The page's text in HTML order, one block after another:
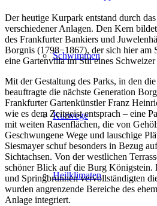
Schwimmen
Kurwege
Heilklimaten
Der heutige Kurpark entstand durch
verschiedener Anlagen. Den Kern
des Frankfurter Bankiers und
Borgnis (1798−1867), der sich hier am
eine Gartenvilla im Stil eines Schweizer
Mit der Gestaltung des Parks, in den
beauftragte die nächste Generation
Frankfurter Gartenkünstler Franz
wie es dem Zeitgeist entsprach – eine
mit weiten Rasenflächen, die von
Geschwungene Wege und lauschige
Siesmayer schuf besonders in Bezug
Sichtachsen. Von der westlichen
schöner Blick auf die Burg Königstein.
und Springbrunnen vervollständigten
wurden angrenzende Bereiche des
Anlage integriert.